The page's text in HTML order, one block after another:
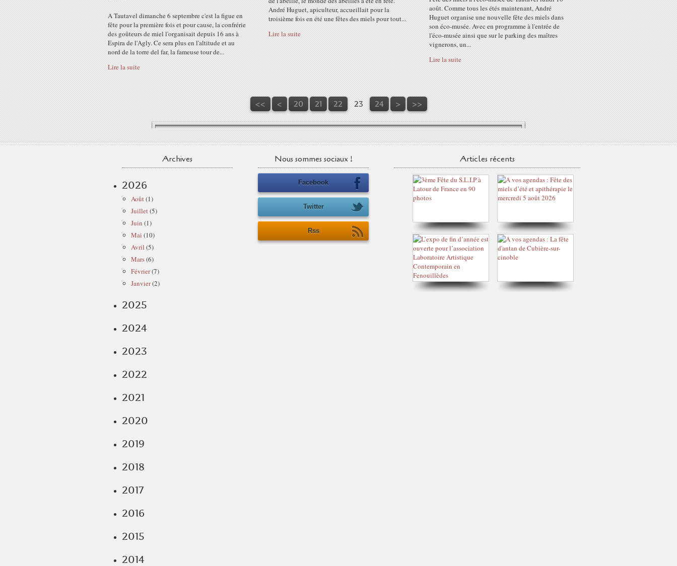
A Tautavel dimanche 6 septembre c'est la figue en
fête pour la première fois et pour cause, la confrérie
des goûteurs de miel l'organisait depuis 16 ans à
Espira de l'Agly. Ce sera plus en l'altitude et au
nord de la torre del far, la fameuse tour de...
Lire la suite
André Huguet, apiculteur, accueillait pour la
troisième fois en été une fêtes des miels pour tout...
Lire la suite
août. Comme tous les étés maintenant, André
Huguet organise une nouvelle fête des miels dans
son éco-musée. Avec en programme à l'entrée de
l'éco-musée ainsi que sur le parking des maîtres
vignerons, un...
Lire la suite
<< < 10
20 21 22 23 24 > >>
Archives
2026
Août(1)
Juillet(5)
Juin (1)
Mai (10)
Avril (5)
Mars(6)
Février(7)
Janvier(2)
2025
2024
2023
2022
2021
2020
2019
2018
2017
2016
2015
2014
Nous sommes sociaux !
Facebook
Twitter
Rss
Articles récents